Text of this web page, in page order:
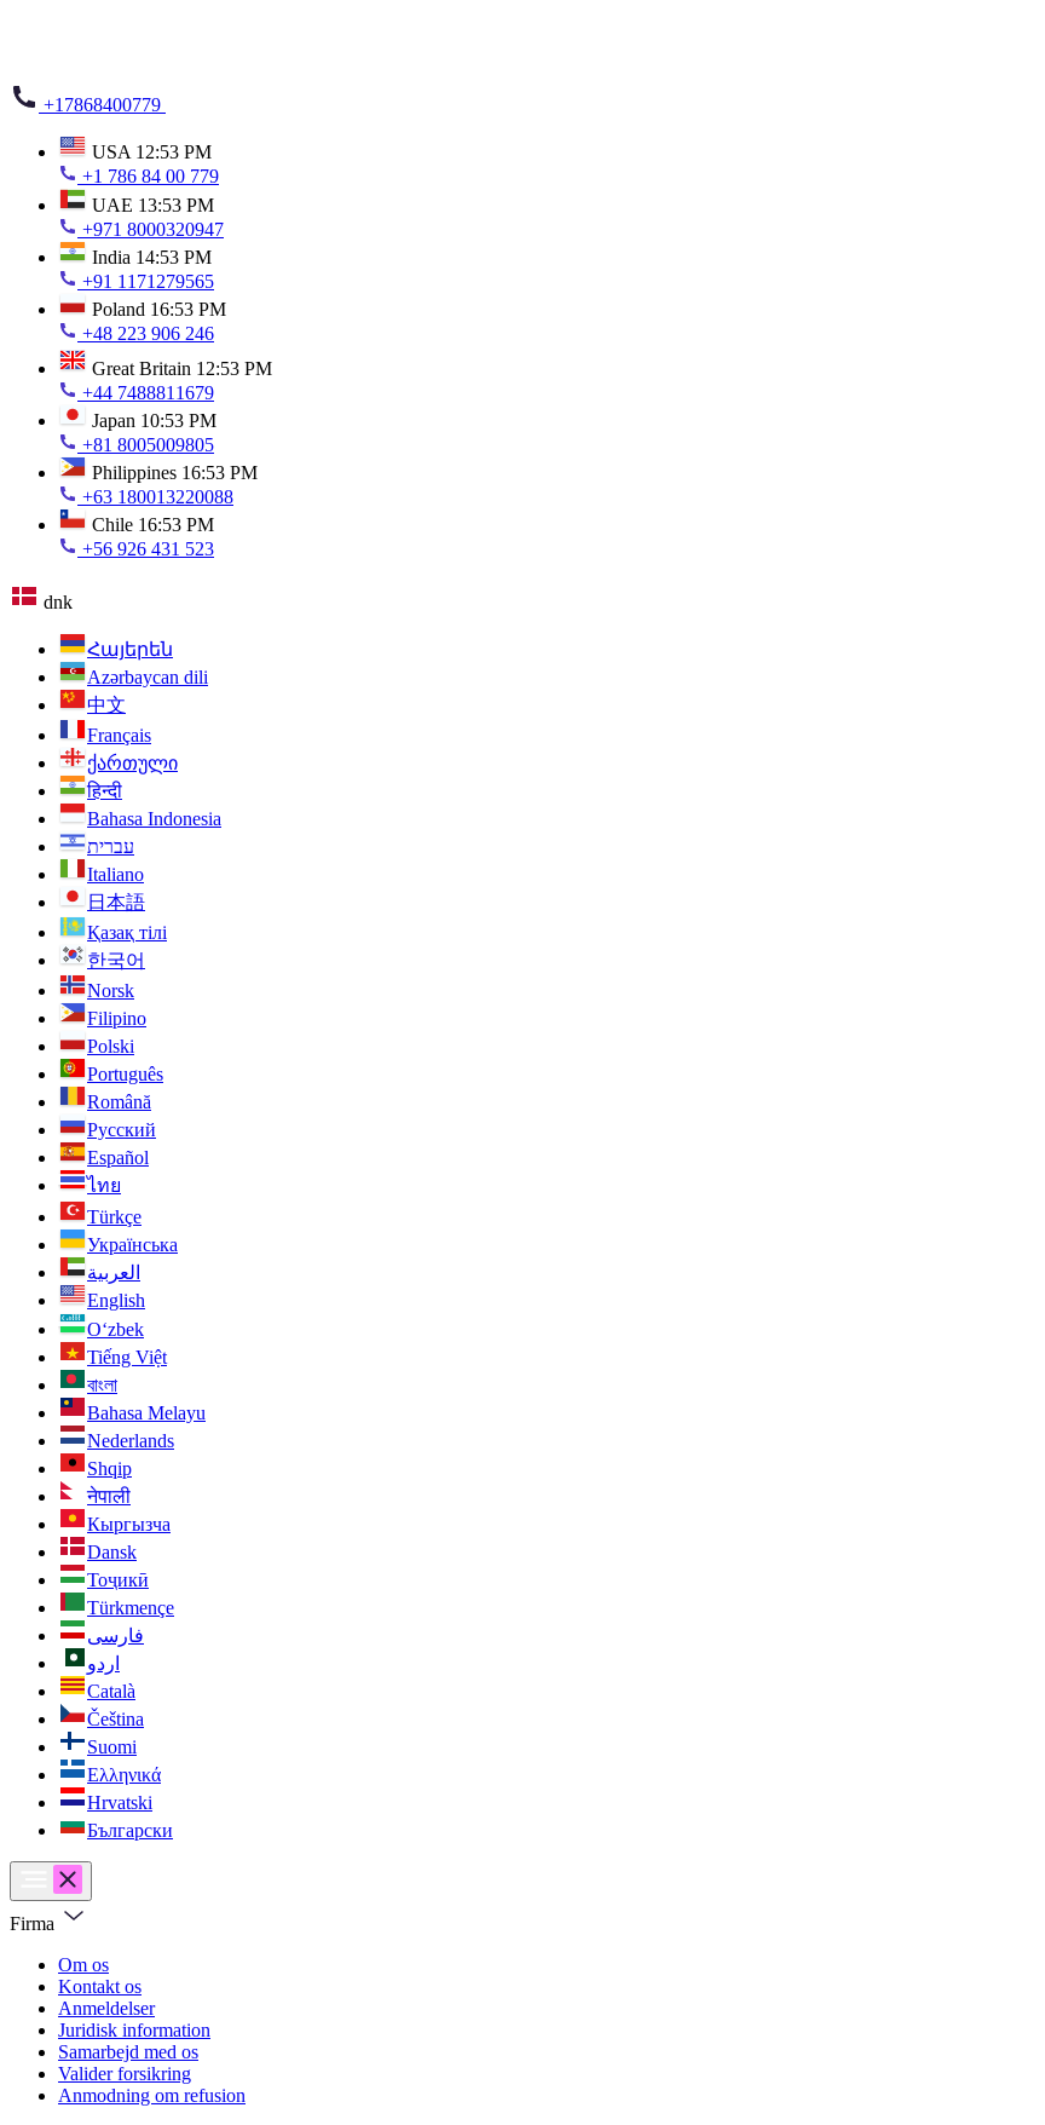
+17868400779
USA 12:53 PM
+1 786 84 00 779
UAE 13:53 PM
+971 8000320947
India 14:53 PM
+91 1171279565
Poland 16:53 PM
+48 223 906 246
Great Britain 12:53 PM
+44 7488811679
Japan 10:53 PM
+81 8005009805
Philippines 16:53 PM
+63 180013220088
Chile 16:53 PM
+56 926 431 523
dnk
Հայերեն
Azərbaycan dili
中文
Français
ქართული
हिन्दी
Bahasa Indonesia
עברית
Italiano
日本語
Қазақ тілі
한국어
Norsk
Filipino
Polski
Português
Română
Русский
Español
ไทย
Türkçe
Українська
العربية
English
O‘zbek
Tiếng Việt
বাংলা
Bahasa Melayu
Nederlands
Shqip
नेपाली
Кыргызча
Dansk
Тоҷикӣ
Türkmençe
فارسی
اردو
Català
Čeština
Suomi
Ελληνικά
Hrvatski
Български
Firma
Om os
Kontakt os
Anmeldelser
Juridisk information
Samarbejd med os
Valider forsikring
Anmodning om refusion